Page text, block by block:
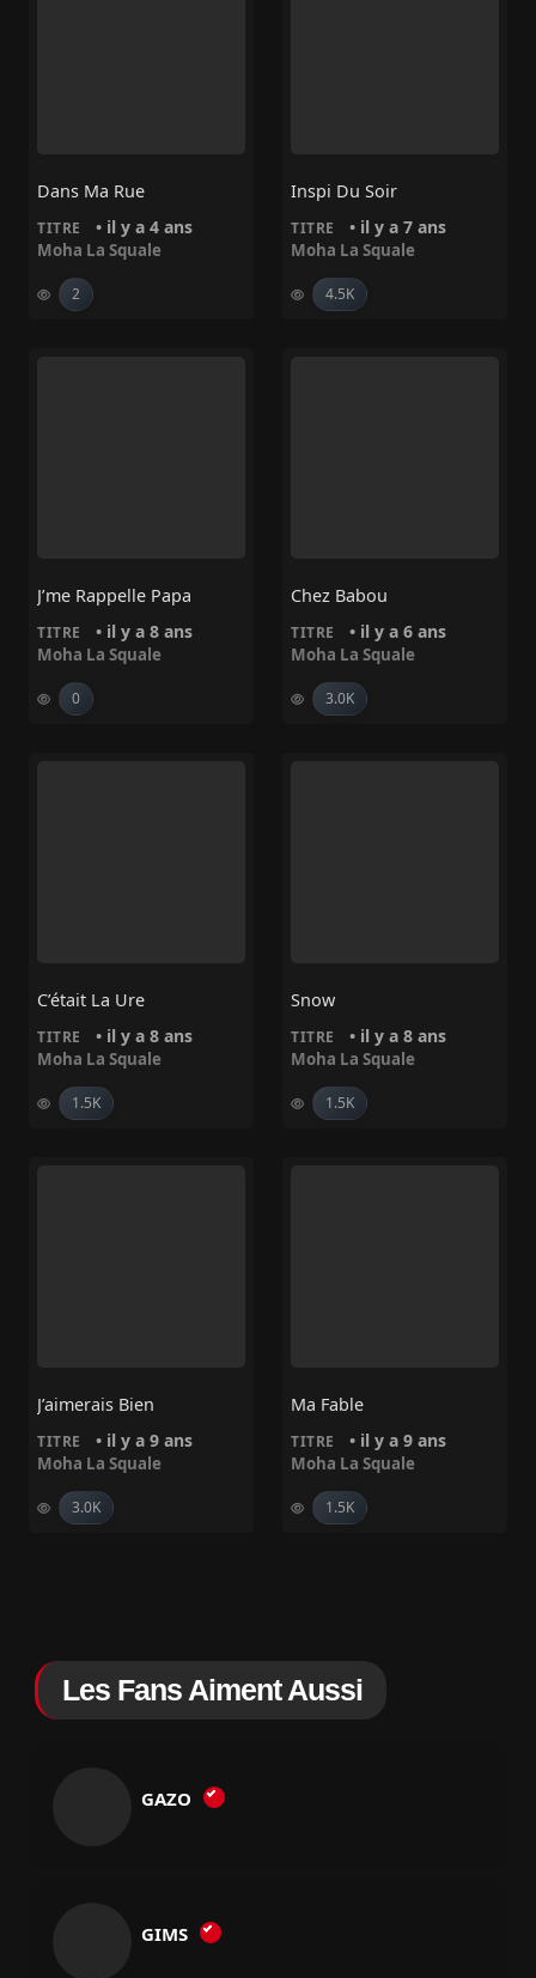
Dans Ma Rue
TITRE • il y a 4 ans
Moha La Squale
2
Inspi Du Soir
TITRE • il y a 7 ans
Moha La Squale
4.5K
J’me Rappelle Papa
TITRE • il y a 8 ans
Moha La Squale
0
Chez Babou
TITRE • il y a 6 ans
Moha La Squale
3.0K
C’était La Ure
TITRE • il y a 8 ans
Moha La Squale
1.5K
Snow
TITRE • il y a 8 ans
Moha La Squale
1.5K
J’aimerais Bien
TITRE • il y a 9 ans
Moha La Squale
3.0K
Ma Fable
TITRE • il y a 9 ans
Moha La Squale
1.5K
Les Fans Aiment Aussi
GAZO
GIMS